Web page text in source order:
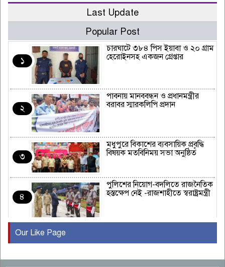
Last Update
Popular Post
১
চারঘাটে ৩৮৪ পিস ইয়াবা ও ২০ গ্রাম
হেরোইনসহ একজন গ্রেপ্তার
২
পাবনায় মানববন্ধন ও প্রধানমন্ত্রীর
বরাবর স্মারকলিপি প্রদান
৩
মধুপুরে বিকাশের ব্যবসায়িক প্রবৃদ্ধি
বিষয়ক মতবিনিময় সভা অনুষ্ঠিত
৪
পুলিশের নিয়োগ-বদলিতে রাজনৈতিক
হস্তক্ষেপ নেই -রাজশাহীতে স্বরাষ্ট্রমন্ত্রী
৫
বছর পূর্তি উদযাপন
Our Like Page